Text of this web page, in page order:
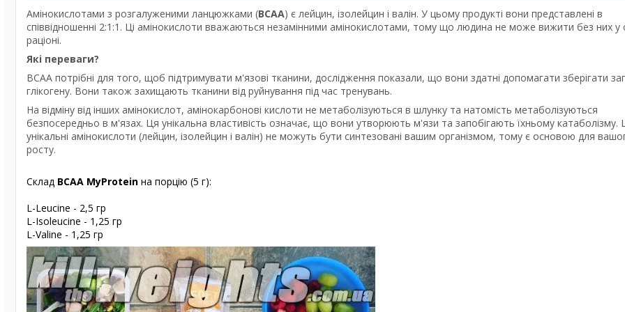
Амінокислотами з розгалуженими ланцюжками (BCAA) є лейцин, ізолейцин і валін. У цьому продукті вони представлені в
співвідношенні 2:1:1. Ці амінокислоти вважаються незамінними амінокислотами, тому що людина не може вижити без них у
раціоні.
Які переваги?
BCAA потрібні для того, щоб підтримувати м'язові тканини, дослідження показали, що вони здатні допомагати зберігати
глікогену. Вони також захищають тканини від руйнування під час тренувань.
На відміну від інших амінокислот, амінокарбонові кислоти не метаболізуються в шлунку та натомість метаболізуються
безпосередньо в м'язах. Ця унікальна властивість означає, що вони утворюють м'язи та запобігають їхньому катаболізму.
унікальні амінокислоти (лейцин, ізолейцин і валін) не можуть бути синтезовані вашим організмом, тому є основою для
росту.
Склад BCAA MyProtein на порцію (5 г):
L-Leucine - 2,5 гр
L-Isoleucine - 1,25 гр
L-Valine - 1,25 гр